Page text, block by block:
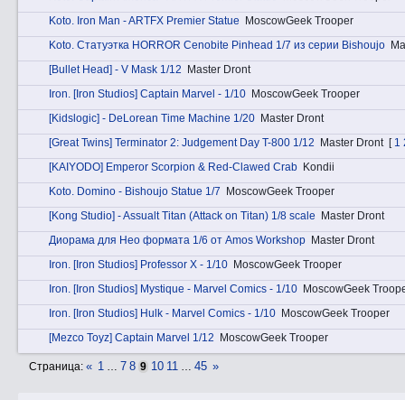
Kotо. Iron Man - ARTFX Premier Statue
MoscowGeek Trooper
Kotо. Cтатуэткa HORROR Cenobite Pinhead 1/7 из серии Bishoujo
[Bullet Head] - V Mask 1/12
Master Dront
Irоn. [Iron Studios] Captain Marvel - 1/10 MoscowGeek Trooper
[Kidslogic] - DeLorean Time Machine 1/20 Master Dront
[Great Twins] Terminator 2: Judgement Day T-800 1/12
Master Dront [ 1
[KAIYODO] Emperor Scorpion & Red-Clawed Crab Kondii
Kotо. Domino - Bishoujo Statue 1/7
MoscowGeek Trooper
[Kong Studio] - Assualt Titan (Attack on Titan) 1/8 scale
Master Dront
Диорама для Нео формата 1/6 от Amos Workshop Master Dront
Irоn. [Iron Studios] Professor X - 1/10 MoscowGeek Trooper
Irоn. [Iron Studios] Mystique - Marvel Comics - 1/10 MoscowGeek
Irоn. [Iron Studios] Hulk - Marvel Comics - 1/10 MoscowGeek Trooper
[Mezco Toyz] Captain Marvel 1/12
MoscowGeek Trooper
Страница:« 1 … 7 8 9 10 11 … 45 »